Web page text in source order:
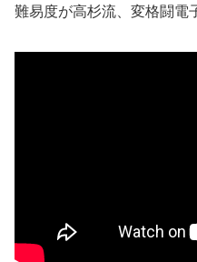
難易度が高杉流、変格闘電